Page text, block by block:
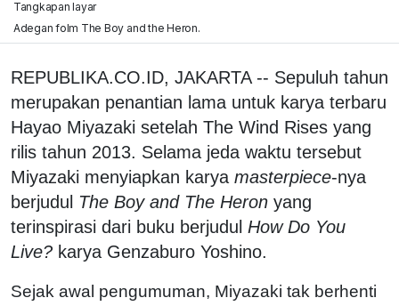
Tangkapan layar
Adegan folm The Boy and the Heron.
REPUBLIKA.CO.ID, JAKARTA -- Sepuluh tahun
merupakan penantian lama untuk karya terbaru
Hayao Miyazaki setelah The Wind Rises yang
rilis tahun 2013. Selama jeda waktu tersebut
Miyazaki menyiapkan karya masterpiece-nya
berjudul The Boy and The Heron yang
terinspirasi dari buku berjudul How Do You
Live? karya Genzaburo Yoshino.
Sejak awal pengumuman, Miyazaki tak berhenti